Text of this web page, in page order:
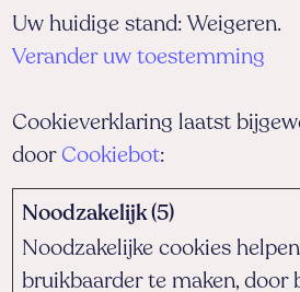
Uw huidige stand: Weigeren.
Verander uw toestemming
Cookieverklaring laatst
door Cookiebot:
Noodzakelijk (5)
Noodzakelijke cookies
bruikbaarder te maken, door